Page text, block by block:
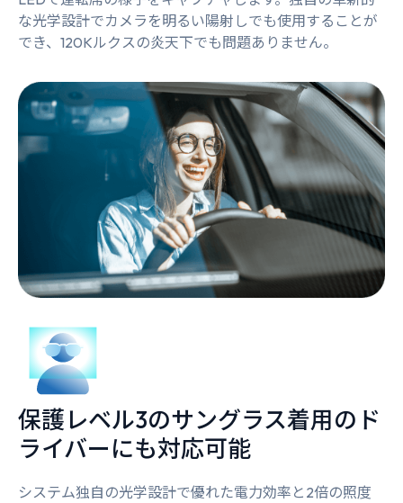
な光学設計でカメラを明るい陽射しでも使用することが
でき、120Kルクスの炎天下でも問題ありません。
保護レベル3のサングラス着用のド
ライバーにも対応可能
システム独自の光学設計で優れた電力効率と2倍の照度